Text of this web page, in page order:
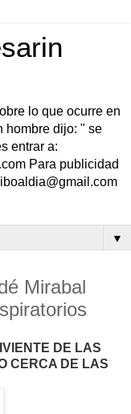
lo que ocurre en
hombre dijo: " se
entrar a:
Para publicidad
▼
Mirabal
DE LAS
CERCA DE LAS